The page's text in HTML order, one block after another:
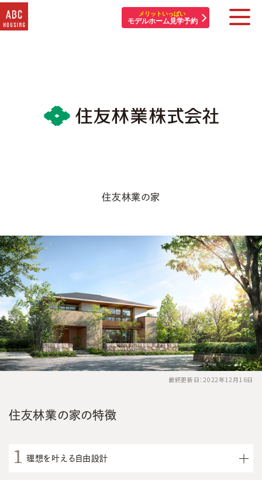
メリットいっぱい
モデルホーム見学予約
モデルハウスを探す
住友林業の家
最終更新日：2022年12月16日
住友林業の家の特徴
理想を叶える自由設計